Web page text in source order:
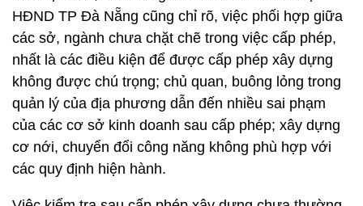
HĐND TP Đà Nẵng cũng chỉ rõ, việc phối hợp giữa
các sở, ngành chưa chặt chẽ trong việc cấp phép,
nhất là các điều kiện để được cấp phép xây dựng
không được chú trọng; chủ quan, buông lỏng trong
quản lý của địa phương dẫn đến nhiều sai phạm
của các cơ sở kinh doanh sau cấp phép; xây dựng
cơ nới, chuyển đổi công năng không phù hợp với
các quy định hiện hành.